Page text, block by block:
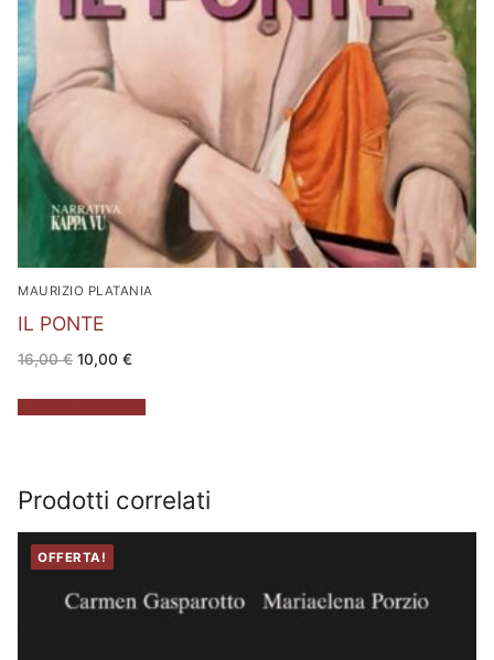
MAURIZIO PLATANIA
IL PONTE
16,00€ Il
prezzo
era:
16,00 €.
10,00 €Il
è:
10,00 €.
Prodotti correlati
OFFERTA!